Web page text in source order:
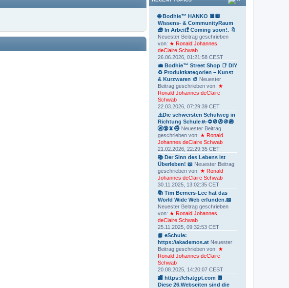
🌐 Bodhie™ HANKO 🔲🔲
Wissens- & CommunityRaum
🧰 In Arbeit🚏 Coming soon!. 🔖
Neuester Beitrag geschrieben
von: ★ Ronald Johannes
deClaire Schwab
26.06.2026, 01:21:58 CEST
💼 Bodhie™ Street Shop 📑 DIY
♻ Produktkategorien – Kunst
& Kurzwaren 🎨 Neuester
Beitrag geschrieben von: ★
Ronald Johannes deClaire
Schwab
22.03.2026, 07:29:39 CET
⚠️Die schwersten Schulweg in
Richtung Schule🚸-⛔️🚫🚷🚯🚳
🚱🔞📵🚭Neuester Beitrag
geschrieben von: ★ Ronald
Johannes deClaire Schwab
21.02.2026, 22:29:35 CET
📚 Der Sinn des Lebens ist
Überleben! 📖 Neuester Beitrag
geschrieben von: ★ Ronald
Johannes deClaire Schwab
30.11.2025, 13:02:35 CET
📚 Tim Berners-Lee hat das
World Wide Web erfunden.📖
Neuester Beitrag geschrieben
von: ★ Ronald Johannes
deClaire Schwab
25.11.2025, 09:32:53 CET
📙 eSchule:
https://akademos.atNeuester
Beitrag geschrieben von: ★
Ronald Johannes deClaire
Schwab
20.08.2025, 14:20:07 CEST
🏬 https://chatgpt.com 🔲
Diese 26.Webseiten sind die